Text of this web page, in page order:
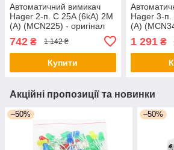
Автоматичний вимикач
Hager 2-п. C 25A (6kA) 2M
(A) (MCN225) - оригінал
742 ₴ 1 142 ₴
Купити
Hager 3-п.
(A)
1 291₴
Акційні пропозиції та новинки
–50% –50%